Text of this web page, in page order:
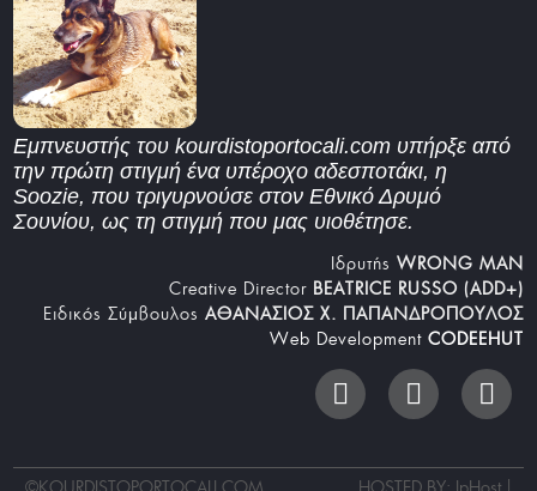
Εμπνευστής του kourdistoportocali.com υπήρξε από
την πρώτη στιγμή ένα υπέροχο αδεσποτάκι, η
Soozie, που τριγυρνούσε στον Εθνικό Δρυμό
Σουνίου, ως τη στιγμή που μας υιοθέτησε.
Iδρυτής WRONG MAN
Creative Director BEATRICE RUSSO (ADD+)
Ειδικός Σύμβουλος ΑΘΑΝΑΣΙΟΣ Χ. ΠΑΠΑΝΔΡΟΠΟΥΛΟΣ
Web Development CODEEHUT